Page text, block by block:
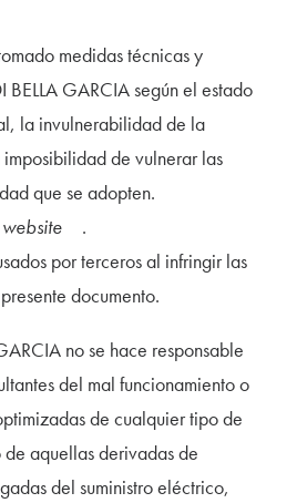
medidas técnicas y
BELLA GARCIA según el estado
la invulnerabilidad de la
de vulnerar las
que se adopten.
website
.
por terceros al infringir las
documento.
no se hace responsable
del mal funcionamiento o
de cualquier tipo de
aquellas derivadas de
del suministro eléctrico,